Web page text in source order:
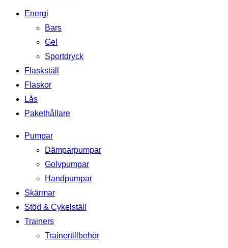
Energi
Bars
Gel
Sportdryck
Flaskställ
Flaskor
Lås
Pakethållare
Pumpar
Dämparpumpar
Golvpumpar
Handpumpar
Skärmar
Stöd & Cykelställ
Trainers
Trainertillbehör